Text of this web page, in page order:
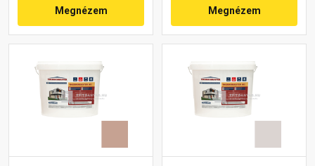
Megnézem Megnézem